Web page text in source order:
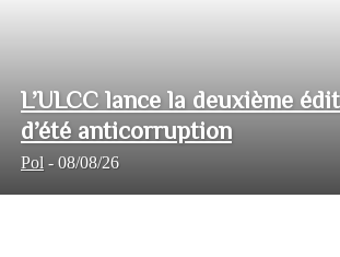
L’ULCC lance la deuxième
d’été anticorruption
Pol - 08/08/26